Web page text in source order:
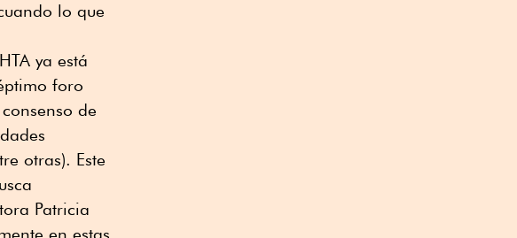
lo que
ya está
foro
de
otras). Este
Patricia
en estas